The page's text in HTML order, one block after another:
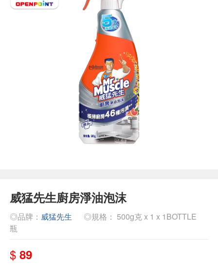
威猛先生廚房淨油泡沫
◎品牌： 威猛先生
◎規格： 500g克 x 1 x 1BOTTLE
瓶
$ 89